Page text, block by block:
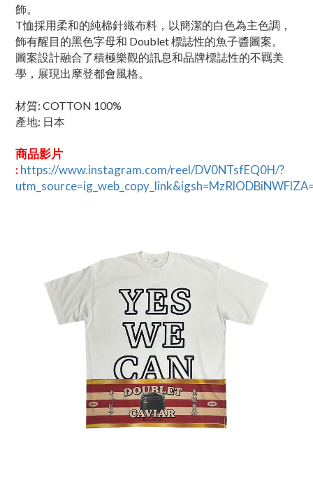
飾。
T恤採用柔和的純棉針織布料，以簡潔的白色為主色調，
飾有醒目的黑色字母和 Doublet 標誌性的魚子醬圖案。
圖案設計融合了積極樂觀的訊息和品牌標誌性的不羈美
學，展現出摩登都會風格。
材質: COTTON 100%
產地: 日本
商品影片
:https://www.instagram.com/reel/DV0NTsfEQ0H/?